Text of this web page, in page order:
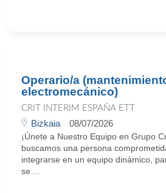
Operario/a
electromecánico)
CRIT INTERIM ESPAÑA ETT
Bizkaia 08/07/2026
¡Únete a Nuestro Equipo en Grupo
buscamos una persona
integrarse en un equipo dinámico,
se ...